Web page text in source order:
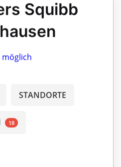
Squibb
möglich
STANDORTE
18